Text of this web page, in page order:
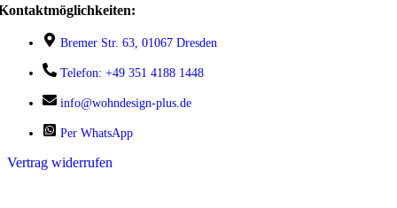
Bremer Str. 63, 01067 Dresden
Telefon: +49 351 4188 1448
info@wohndesign-plus.de
Per WhatsApp
Vertrag widerrufen